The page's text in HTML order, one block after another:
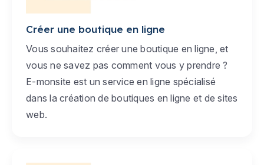
Créer une boutique en ligne
Vous souhaitez créer une boutique en ligne, et
vous ne savez pas comment vous y prendre ?
E-monsite est un service en ligne spécialisé
dans la création de boutiques en ligne et de sites
web.